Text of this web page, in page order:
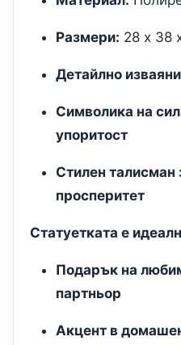
Размери: 28 х 38
Детайлно
Символика на
упоритост
Стилен талисман
просперитет
Статуетката е
Подарък на
партньор
Акцент в